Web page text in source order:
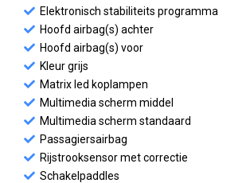
Elektronisch stabiliteits programma
Hoofd airbag(s) achter
Hoofd airbag(s) voor
Kleur grijs
Matrix led koplampen
Multimedia scherm middel
Multimedia scherm standaard
Passagiersairbag
Rijstrooksensor met correctie
Schakelpaddles